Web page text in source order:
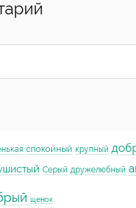
спокойный крупный
Серый дружелюбный
щенок